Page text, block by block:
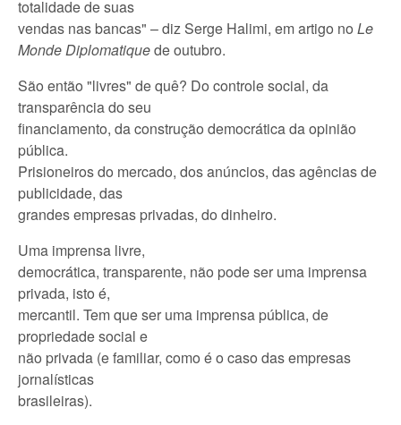
totalidade de suas
vendas nas bancas" – diz Serge Halimi, em artigo no Le
Monde Diplomatiquede outubro.
São então "livres" de quê? Do controle social, da
transparência do seu
financiamento, da construção democrática da opinião
pública.
Prisioneiros do mercado, dos anúncios, das agências de
publicidade, das
grandes empresas privadas, do dinheiro.
Uma imprensa livre,
democrática, transparente, não pode ser uma imprensa
privada, isto é,
mercantil. Tem que ser uma imprensa pública, de
propriedade social e
não privada (e familiar, como é o caso das empresas
jornalísticas
brasileiras).